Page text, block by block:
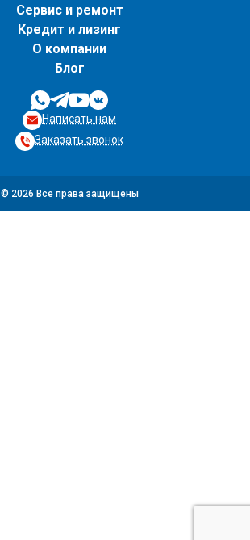
Сервис и ремонт
Кредит и лизинг
О компании
Блог
Написать нам
Заказать звонок
© 2026 Все права защищены